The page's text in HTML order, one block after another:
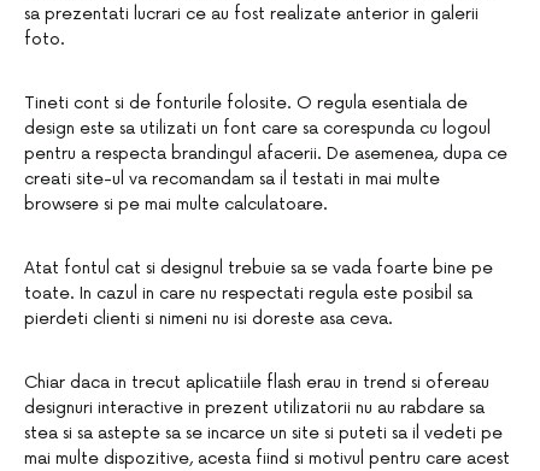
sa prezentati lucrari ce au fost realizate anterior in galerii
foto.
Tineti cont si de fonturile folosite. O regula esentiala de
design este sa utilizati un font care sa corespunda cu logoul
pentru a respecta brandingul afacerii. De asemenea, dupa ce
creati site-ul va recomandam sa il testati in mai multe
browsere si pe mai multe calculatoare.
Atat fontul cat si designul trebuie sa se vada foarte bine pe
toate. In cazul in care nu respectati regula este posibil sa
pierdeti clienti si nimeni nu isi doreste asa ceva.
Chiar daca in trecut aplicatiile flash erau in trend si ofereau
designuri interactive in prezent utilizatorii nu au rabdare sa
stea si sa astepte sa se incarce un site si puteti sa il vedeti pe
mai multe dispozitive, acesta fiind si motivul pentru care acest